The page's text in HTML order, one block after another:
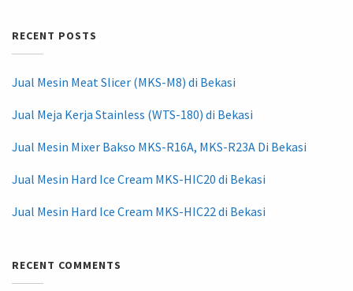
RECENT POSTS
Jual Mesin Meat Slicer (MKS-M8) di Bekasi
Jual Meja Kerja Stainless (WTS-180) di Bekasi
Jual Mesin Mixer Bakso MKS-R16A, MKS-R23A Di Bekasi
Jual Mesin Hard Ice Cream MKS-HIC20 di Bekasi
Jual Mesin Hard Ice Cream MKS-HIC22 di Bekasi
RECENT COMMENTS